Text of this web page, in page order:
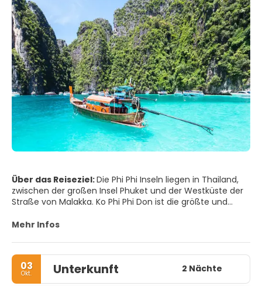
Über das Reiseziel:Die Phi Phi Inseln liegen in Thailand,
zwischen der großen Insel Phuket und der Westküste der
Straße von Malakka. Ko Phi Phi Don ist die größte und
- Hin Khao Strand
- Laem Thong
Mehr Infos
03
Okt. Unterkunft 2 Nächte